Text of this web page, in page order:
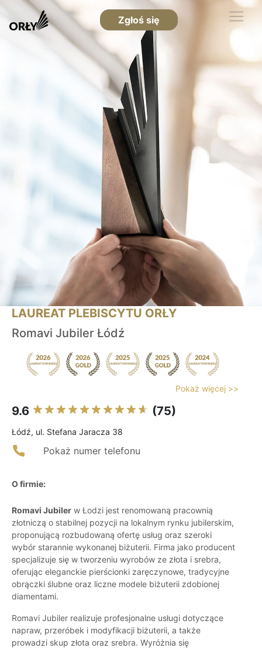
Zgłoś się
LAUREAT PLEBISCYTU ORŁY
Romavi Jubiler Łódź
Pokaż więcej >>
9.6 (75)
Łódź, ul. Stefana Jaracza 38
Pokaż numer telefonu
O firmie:
Romavi Jubiler w Łodzi jest renomowaną pracownią
złotniczą o stabilnej pozycji na lokalnym rynku jubilerskim,
proponującą rozbudowaną ofertę usług oraz szeroki
wybór starannie wykonanej biżuterii. Firma jako producent
specjalizuje się w tworzeniu wyrobów ze złota i srebra,
oferując eleganckie pierścionki zaręczynowe, tradycyjne
obrączki ślubne oraz liczne modele biżuterii zdobionej
diamentami.
Romavi Jubiler realizuje profesjonalne usługi dotyczące
napraw, przeróbek i modyfikacji biżuterii, a także
prowadzi skup złota oraz srebra. Wyróżnia się